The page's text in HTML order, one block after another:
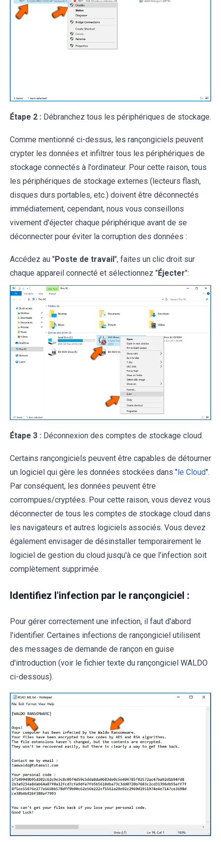
Étape 2 : Débranchez tous les périphériques de stockage.
Comme mentionné ci-dessus, les rançongiciels peuvent
crypter les données et infiltrer tous les périphériques de
stockage connectés à l'ordinateur. Pour cette raison, tous
les périphériques de stockage externes (lecteurs flash,
disques durs portables, etc.) doivent être déconnectés
immédiatement, cependant, nous vous conseillons
vivement d'éjecter chaque périphérique avant de se
déconnecter pour éviter la corruption des données :
Accédez au "Poste de travail", faites un clic droit sur
chaque appareil connecté et sélectionnez "Éjecter":
Étape 3 : Déconnexion des comptes de stockage cloud.
Certains rançongiciels peuvent être capables de détourner
un logiciel qui gère les données stockées dans "le Cloud".
Par conséquent, les données peuvent être
corrompues/cryptées. Pour cette raison, vous devez vous
déconnecter de tous les comptes de stockage cloud dans
les navigateurs et autres logiciels associés. Vous devez
également envisager de désinstaller temporairement le
logiciel de gestion du cloud jusqu'à ce que l'infection soit
complètement supprimée.
Identifiez l'infection par le rançongiciel :
Pour gérer correctement une infection, il faut d'abord
l'identifier. Certaines infections de rançongiciel utilisent
des messages de demande de rançon en guise
d'introduction (voir le fichier texte du rançongiciel WALDO
ci-dessous).